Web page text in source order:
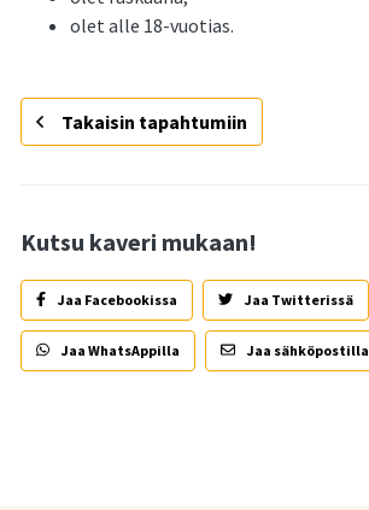
olet alle 18-vuotias.
Takaisin tapahtumiin
Kutsu kaveri mukaan!
Jaa Facebookissa Jaa Twitterissä
Jaa WhatsAppilla Jaa sähköpostilla